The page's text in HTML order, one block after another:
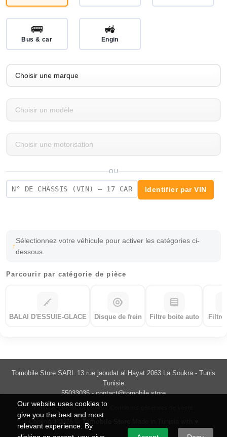
Our website uses cookies to
give you the best and most
relevant experience. By
🚌
Bus & car
🚜
Engin
OU
Identifier par VIN
Sélectionnez votre véhicule pour activer les catégories ci-
dessous.
Parcourir par catégorie de pièce
BALAI D'ESSUIE-GLACE Disque de frein Filtre boite auto
Tomobile Store SARL 13 rue jaoudat al Hayat 2063 La Soukra - Tunis
Tunisie
55033035 -contact@tomobile.store
Politique de confidentialité
Copyright 2026 © Tomobile Store